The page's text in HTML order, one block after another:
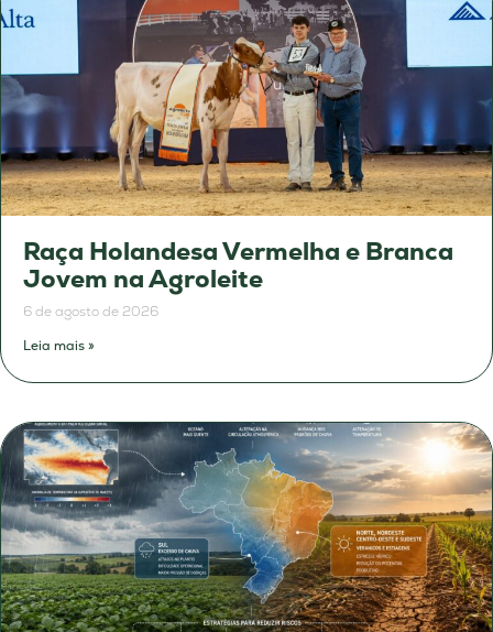
Raça Holandesa Vermelha e Branca
Jovem na Agroleite
6 de agosto de 2026
Leia mais »